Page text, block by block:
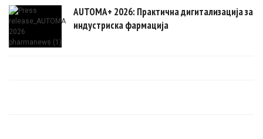
AUTOMA+ 2026: Практична дигитализација за
индустриска фармација